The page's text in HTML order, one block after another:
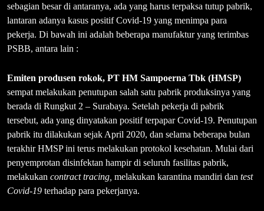
sebagian besar di antaranya, ada yang harus terpaksa tutup pabrik,
lantaran adanya kasus positif Covid-19 yang menimpa para
pekerja. Di bawah ini adalah beberapa manufaktur yang terimbas
PSBB, antara lain :
Emiten produsen rokok, PT HM Sampoerna Tbk (HMSP)
sempat melakukan penutupan salah satu pabrik produksinya yang
berada di Rungkut 2 – Surabaya. Setelah pekerja di pabrik
tersebut, ada yang dinyatakan positif terpapar Covid-19. Penutupan
pabrik itu dilakukan sejak April 2020, dan selama beberapa bulan
terakhir HMSP ini terus melakukan protokol kesehatan. Mulai dari
penyemprotan disinfektan hampir di seluruh fasilitas pabrik,
melakukan contract tracing, melakukan karantina mandiri dan test
Covid-19 terhadap para pekerjanya.